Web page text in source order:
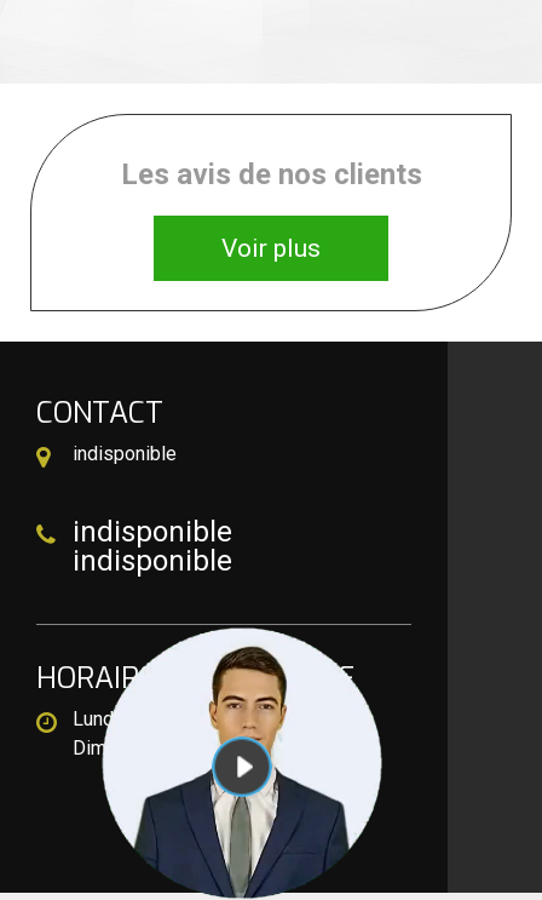
Les avis de nos clients
Voir plus
CONTACT
indisponible
indisponible
indisponible
HORAIRE D'OUVERTURE
Lundi-Samedi
8h00 - 18h00
Dimanche Férmé